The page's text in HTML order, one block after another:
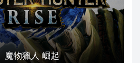
魔物獵人 崛起